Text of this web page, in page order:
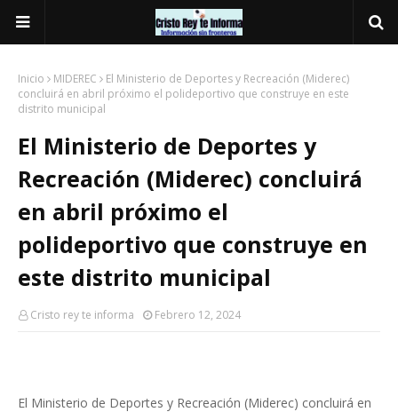
Inicio MIDEREC
El Ministerio de Deportes y Recreación (Miderec)
concluirá en abril próximo el polideportivo que construye en este
distrito municipal
El Ministerio de Deportes y
Recreación (Miderec) concluirá
en abril próximo el
polideportivo que construye en
este distrito municipal
Cristo rey te informa Febrero 12, 2024
El Ministerio de Deportes y Recreación (Miderec) concluirá en